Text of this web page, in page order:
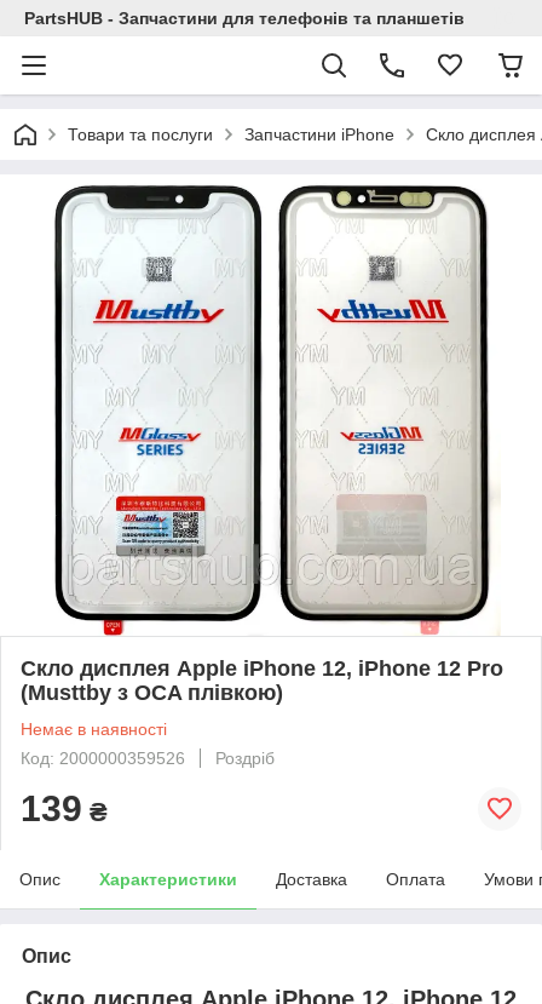
PartsHUB - Запчастини для телефонів та планшетів
Товари та послуги Запчастини iPhone Скло дисплея
Скло дисплея Apple iPhone 12, iPhone 12 Pro
(Musttby з OCA плівкою)
Немає в наявності
Код: 2000000359526
Роздріб
139 ₴
Опис Характеристики Доставка Оплата Умови
Опис